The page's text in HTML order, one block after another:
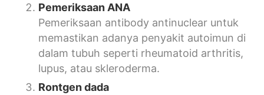
Pemeriksaan ANA
Pemeriksaan antibody antinuclear untuk
memastikan adanya penyakit autoimun di
dalam tubuh seperti rheumatoid arthritis,
lupus, atau skleroderma.
Rontgen dada